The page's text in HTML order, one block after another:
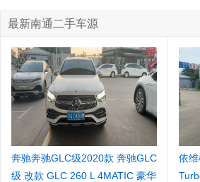
最新南通二手车源
奔驰奔驰GLC级2020款 奔驰GLC
级 改款 GLC 260 L 4MATIC 豪华
依